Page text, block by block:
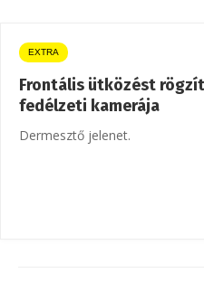
EXTRA
Frontális ütközést
fedélzeti kamerája
Dermesztő jelenet.